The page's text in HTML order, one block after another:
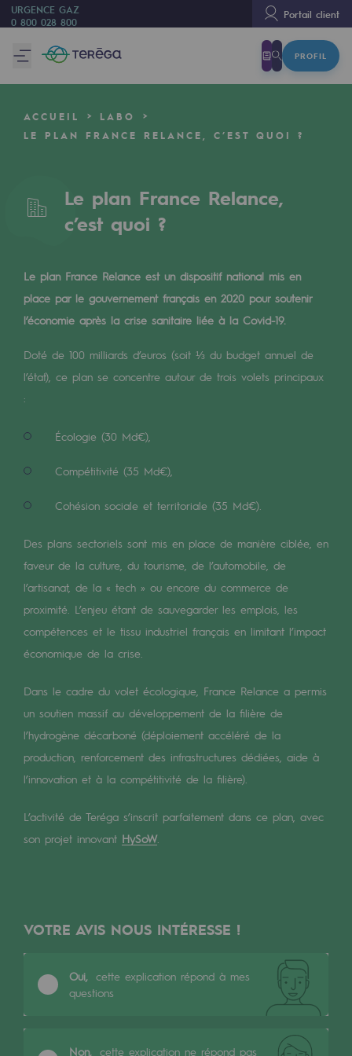
URGENCE GAZ
0 800 028 800
Portail client
PROFIL
Nous sommes
80 ans d'histoire
Teréga
Accélérateur de la transition énergétique
Une organisation adaptative et ouverte
Une organisation adaptative et
Digitalisation
Transversalité et Collaboratif
Une organisation certifiée
Notre organisation
Gouvernance
Indicateurs
Publications institutionnelles
Où nous trouver
Les énergies d'avenir
Les énergies d'avenir
Notre vision
Gaz renouvelables et procédés durables
Gaz renouvelables et procédés
Pyrogazéification et gazéification
Concertations CH4, H2 et CO2
ACCUEIL
LABO
LE PLAN FRANCE RELANCE, C’EST QUOI ?
Le plan France Relance,
c’est quoi ?
Le plan France Relance est un dispositif national mis en
place par le gouvernement français en 2020 pour soutenir
l’économie après la crise sanitaire liée à la Covid-19.
Doté de 100 milliards d’euros (soit ⅓ du budget annuel de
l’état), ce plan se concentre autour de trois volets principaux
:
Écologie (30 Md€),
Compétitivité (35 Md€),
Cohésion sociale et territoriale (35 Md€).
Des plans sectoriels sont mis en place de manière ciblée, en
faveur de la culture, du tourisme, de l’automobile, de
l’artisanat, de la « tech » ou encore du commerce de
proximité. L’enjeu étant de sauvegarder les emplois, les
compétences et le tissu industriel français en limitant l’impact
économique de la crise.
Dans le cadre du volet écologique, France Relance a permis
un soutien massif au développement de la filière de
l’hydrogène décarboné (déploiement accéléré de la
production, renforcement des infrastructures dédiées, aide à
l’innovation et à la compétitivité de la filière).
L’activité de Teréga s’inscrit parfaitement dans ce plan, avec
son projet innovant HySoW
VOTRE AVIS NOUS INTÉRESSE !
Oui, cette explication répond à mes
questions
Non, cette explication ne répond pas